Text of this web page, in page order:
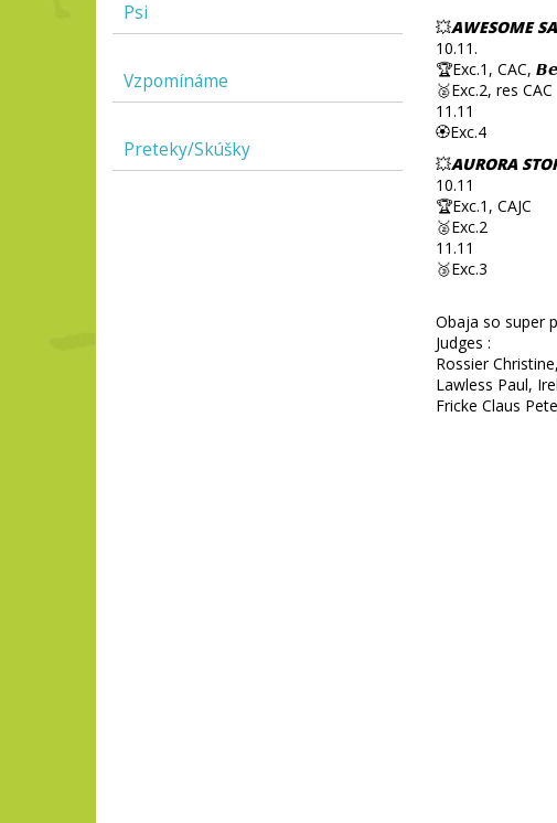
Psi
Vzpomínáme
Preteky/Skúšky
💥AWESOME
10.11.
🏆Exc.1, CAC,
🥈Exc.2, res CAC
11.11
🏵️Exc.4
💥AURORA
10.11
🏆Exc.1, CAJC
🥈Exc.2
11.11
🥉Exc.3
Obaja so super
Judges :
Rossier
Lawless Paul,
Fricke Claus